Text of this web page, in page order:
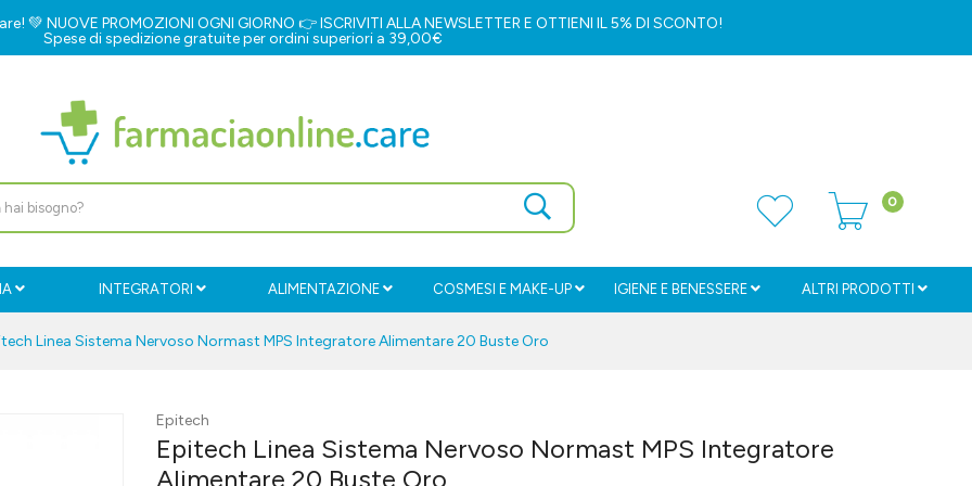
💚 NUOVE PROMOZIONI OGNI GIORNO 👉ISCRIVITI ALLA NEWSLETTERE OTTIENI IL 5% DI SCONTO!
Spese di spedizione gratuite per ordini superiori a 39,00€
0
INTEGRATORI ALIMENTAZIONE COSMESI E MAKE-UP IGIENE E BENESSERE ALTRI PRODOTTI
Linea Sistema Nervoso Normast MPS Integratore Alimentare 20 Buste Oro
Epitech
Epitech Linea Sistema Nervoso Normast MPS Integratore
Alimentare 20 Buste Oro